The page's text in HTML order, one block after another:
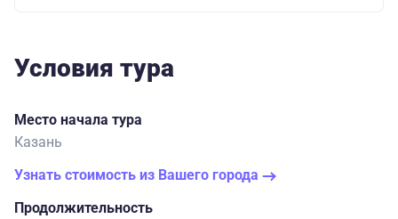
Условия тура
Место начала тура
Казань
Узнать стоимость из Вашего города
Продолжительность